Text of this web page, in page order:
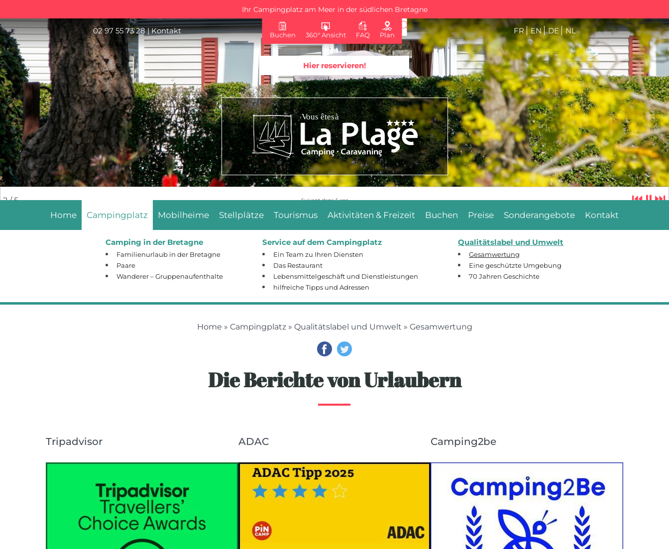
Ihr Campingplatz am Meer in der südlichen Bretagne
02 97 55 73 28|Kontakt FR EN DE NL
Buchen 360° Ansicht FAQ Plan
Hier reservieren!
2/ 5 Suivant dans4sec. ⏮⏸⏭
Home Campingplatz Mobilheime Stellplätze Tourismus Aktivitäten & Freizeit Buchen Preise Sonderangebote Kontakt
Camping in der Bretagne
Familienurlaub in der Bretagne
Paare
Wanderer – Gruppenaufenthalte
Service auf dem Campingplatz
Ein Team zu Ihren Diensten
Das Restaurant
Lebensmittelgeschäft und Dienstleistungen
hilfreiche Tipps und Adressen
Qualitätslabel und Umwelt
Gesamwertung
Eine geschützte Umgebung
70 Jahren Geschichte
Home » Campingplatz» Qualitätslabel und Umwelt » Gesamwertung
Die Berichte von Urlaubern
Tripadvisor ADAC Camping2be